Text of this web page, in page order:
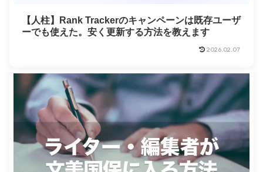
【人柱】Rank Trackerのキャンペーンは既存ユーザ
ーでも使えた。安く更新する方法を教えます
2026.02.07